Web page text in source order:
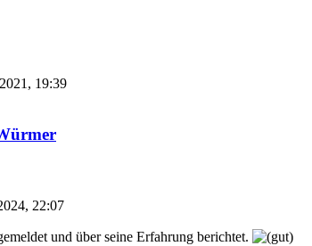
19:39
22:07
und über seine Erfahrung berichtet.